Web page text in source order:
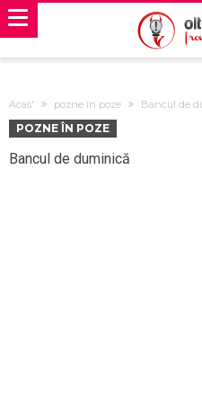
Acas' pozne în poze Bancul de
POZNE ÎN POZE
Bancul de duminică